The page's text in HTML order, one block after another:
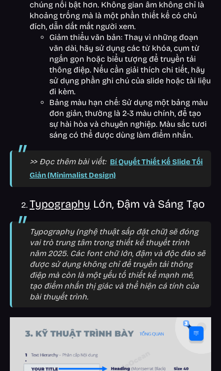
chúng nổi bật hơn. Không gian âm không chỉ là
khoảng trống mà là một phần thiết kế có chủ
đích, dẫn dắt mắt người xem.
Giảm thiểu văn bản: Thay vì những đoạn
văn dài, hãy sử dụng các từ khóa, cụm từ
ngắn gọn hoặc biểu tượng để truyền tải
thông điệp. Nếu cần giải thích chi tiết, hãy
sử dụng phần ghi chú của slide hoặc tài liệu
đi kèm.
Bảng màu hạn chế: Sử dụng một bảng màu
đơn giản, thường là 2-3 màu chính, để tạo
sự hài hòa và chuyên nghiệp. Màu sắc tươi
sáng có thể được dùng làm điểm nhấn.
>> Đọc thêm bài viết: Bí Quyết Thiết Kế Slide Tối
Giản (Minimalist Design)
Typography Lớn, Đậm và Sáng Tạo
Typography (nghệ thuật sắp đặt chữ) sẽ đóng
vai trò trung tâm trong thiết kế thuyết trình
năm 2025. Các font chữ lớn, đậm và độc đáo sẽ
được sử dụng không chỉ để truyền tải thông
điệp mà còn là một yếu tố thiết kế mạnh mẽ,
tạo điểm nhấn thị giác và thể hiện cá tính của
bài thuyết trình.